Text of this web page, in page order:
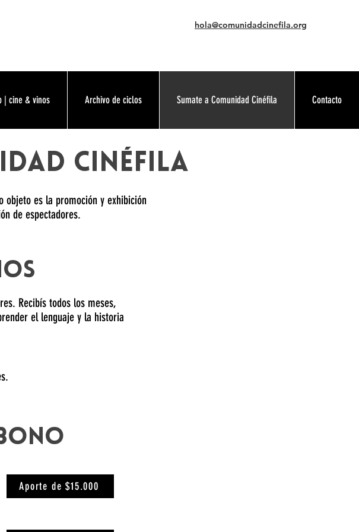
hola@comunidadcinefila.org
| cine & vinos Archivo de ciclos Sumate a Comunidad Cinéfila Contacto
CINÉFILA
objeto es la promoción y exhibición
de espectadores.
Recibís todos los meses,
el lenguaje y la historia
Aporte de $15.000